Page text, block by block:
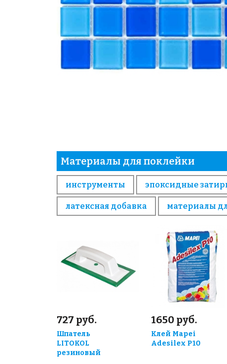
Материалы для поклейки
инструменты эпоксидные
латексная добавка материалы
727 руб.
Шпатель
LITOKOL
резиновый
1650 руб.
Клей Mapei
Adesilex P10